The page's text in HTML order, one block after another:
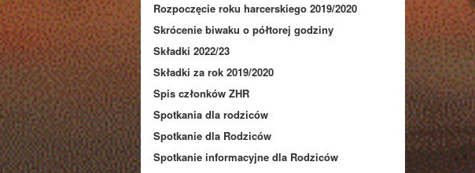
Rozpoczęcie roku harcerskiego 2019/2020
Skrócenie biwaku o półtorej godziny
Składki 2022/23
Składki za rok 2019/2020
Spis członków ZHR
Spotkania dla rodziców
Spotkanie dla Rodziców
Spotkanie informacyjne dla Rodziców